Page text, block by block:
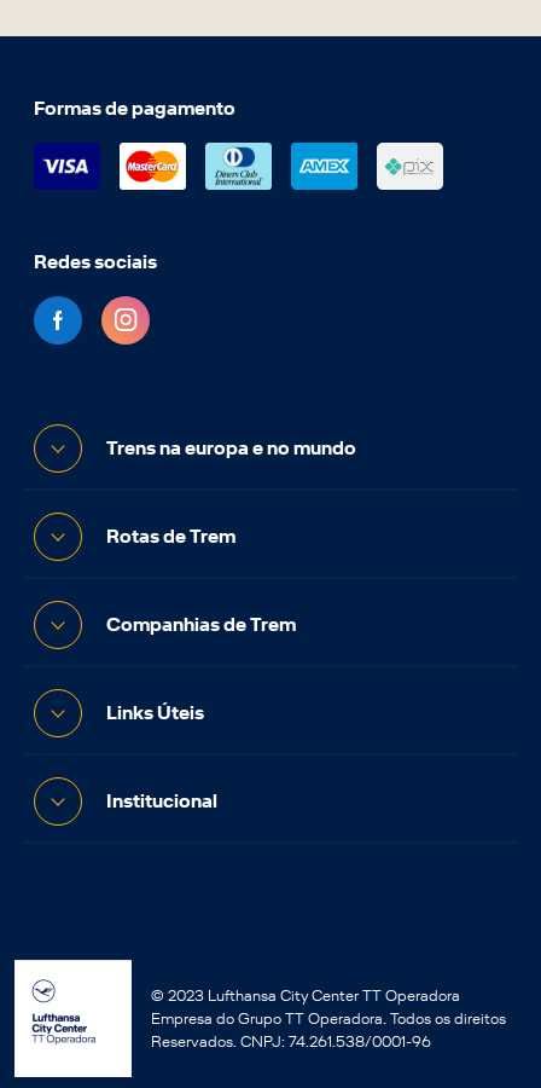
Formas de pagamento
Redes sociais
Trens na europa e no mundo
Rotas de Trem
Companhias de Trem
Links Úteis
Institucional
© 2023 Lufthansa City Center TT Operadora
Empresa do Grupo TT Operadora. Todos os direitos
Reservados. CNPJ: 74.261.538/0001-96